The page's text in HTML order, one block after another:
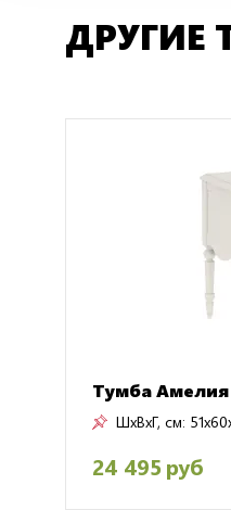
ДРУГИЕ
Тумба
ШxВxГ, см:
24 495 руб